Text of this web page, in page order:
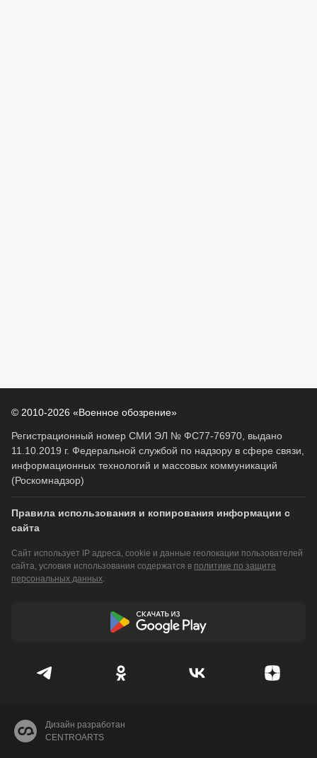
© 2010-2026 «Военное обозрение»
Регистрационный номер СМИ ЭЛ № ФС77-76970, выдано
11.10.2019 г. Федеральной службой по надзору в сфере связи,
информационных технологий и массовых коммуникаций
(Роскомнадзор)
Правила использования и копирования информации с
сайта
Сайт использует IP адреса, cookie и данные геолокации пользователей
сайта, условия использования содержатся в политике по защите
персональных данных.
Дизайн разработан
CENTROARTS